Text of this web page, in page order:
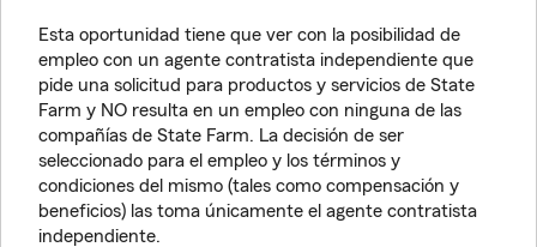
Esta oportunidad tiene que ver con la posibilidad de
empleo con un agente contratista independiente que
pide una solicitud para productos y servicios de State
Farm y NO resulta en un empleo con ninguna de las
compañías de State Farm. La decisión de ser
seleccionado para el empleo y los términos y
condiciones del mismo (tales como compensación y
beneficios) las toma únicamente el agente contratista
independiente.